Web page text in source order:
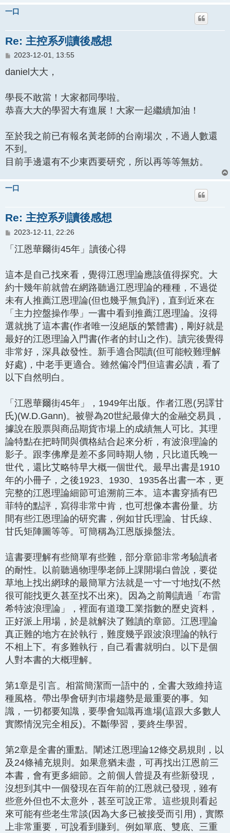
一口
Re: 主控系列讀後感想
文
2023-12-01, 13:55
daniel大大，
學長不敢當！大家都同學啦。
恭喜大大的學習大有進展！大家一起繼續加油！
至於我之前已有報名黃老師的台南場次，不過人數還
不到。
目前手邊還有不少東西要研究，所以再等等無妨。
一口
Re: 主控系列讀後感想
文
2023-12-11, 22:26
「江恩華爾街45年」讀後心得
這本是自己找來看，覺得江恩理論應該值得探究。大
約十幾年前就曾在網路聽過江恩理論的種種，不過從
未有人推薦江恩理論(但也幾乎無負評)，直到近來在
「主力控盤操作學」一書中看到推薦江恩理論。沒得
選就挑了這本書(作者唯一沒絕版的繁體書)，剛好就是
最好的江恩理論入門書(作者的封山之作)。讀完後覺得
非常好，深具啟發性。新手適合閱讀(但可能較難理解
好處)，中老手更適合。雖然偏冷門但這書必讀，看了
以下自然明白。
「江恩華爾街45年」，1949年出版。作者江恩(另譯甘
氏)(W.D.Gann)。被譽為20世紀最偉大的金融交易員，
據說在股票與商品期貨市場上的成績無人可比。其理
論特點在把時間與價格結合起來分析，有波浪理論的
影子。跟李佛摩是差不多同時期人物，只比道氏晚一
世代，還比艾略特早大概一個世代。最早出書是1910
年的小冊子，之後1923、1930、1935各出書一本，更
完整的江恩理論細節可追溯前三本。這本書穿插有巴
菲特的點評，寫得非常中肯，也可想像本書份量。坊
間有些江恩理論的研究書，例如甘氏理論、甘氏線、
甘氏矩陣圖等等。可簡稱為江恩版操盤法。
這書要理解有些簡單有些難，部分章節非常考驗讀者
的耐性。以前聽過物理學老師上課開場白曾說，要從
草地上找出網球的最簡單方法就是一寸一寸地找(不然
很可能找更久甚至找不出來)。因為之前剛讀過「布雷
希特波浪理論」，裡面有道瓊工業指數的歷史資料，
正好派上用場，於是就解決了難讀的章節。江恩理論
真正難的地方在於執行，難度幾乎跟波浪理論的執行
不相上下。有多難執行，自己看書就明白。以下是個
人對本書的大概理解。
第1章是引言。相當簡潔而一語中的，全書大致維持這
種風格。帶出學會研判市場趨勢是最重要的事。知
識，一切都要知識，要學會知識再進場(這跟大多數人
實際情況完全相反)。不斷學習，要終生學習。
第2章是全書的重點。闡述江恩理論12條交易規則，以
及24條補充規則。如果意猶未盡，可再找出江恩前三
本書，會有更多細節。之前個人曾提及有些新發現，
沒想到其中一個發現在百年前的江恩就已發現，雖有
些意外但也不太意外，甚至可說正常。這些規則看起
來可能有些老生常談(因為大多已被接受而引用)，實際
上非常重要，可說看到賺到。例如單底、雙底、三重